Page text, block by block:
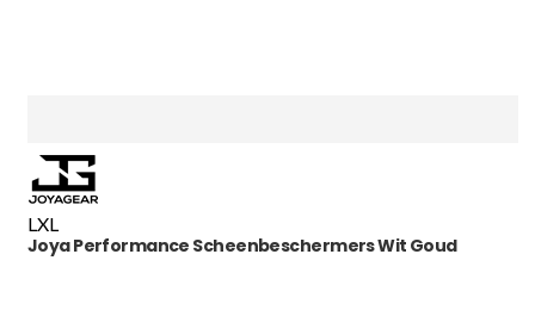
LXL
Joya Performance Scheenbeschermers Wit Goud